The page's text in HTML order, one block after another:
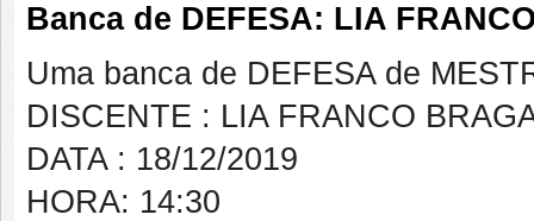
Banca de DEFESA: LIA
Uma banca de DEFESA de
DISCENTE : LIA FRANCO
DATA : 18/12/2019
HORA: 14:30